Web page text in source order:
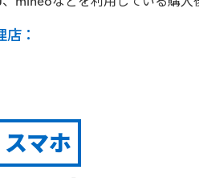
mineoなどを利用している購入
店：
スマホ